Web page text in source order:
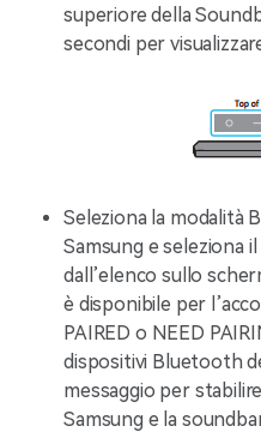
superiore della
secondi per
Seleziona la modalità
Samsung e seleziona
dall’elenco sullo
è disponibile per
PAIRED o NEED
dispositivi Bluetooth
messaggio per
Samsung e la